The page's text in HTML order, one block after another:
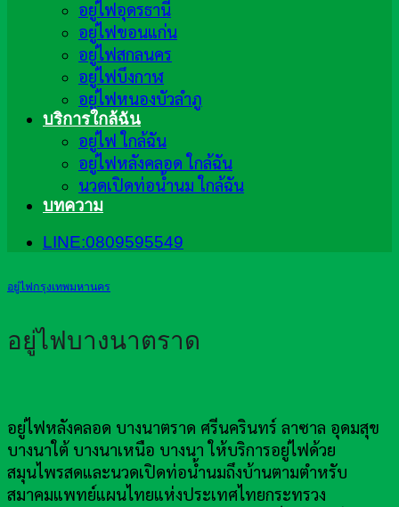
อยู่ไฟอุดรธานี
อยู่ไฟขอนแก่น
อยู่ไฟสกลนคร
อยู่ไฟบึงกาฬ
อยู่ไฟหนองบัวลำภู
บริการใกล้ฉัน
อยู่ไฟ ใกล้ฉัน
อยู่ไฟหลังคลอด ใกล้ฉัน
นวดเปิดท่อน้ำนม ใกล้ฉัน
บทความ
LINE:0809595549
อยู่ไฟกรุงเทพมหานคร
อยู่ไฟบางนาตราด
อยู่ไฟหลังคลอด บางนาตราด ศรีนครินทร์ ลาซาล อุดมสุข
บางนาใต้ บางนาเหนือ บางนา ให้บริการอยู่ไฟด้วย
สมุนไพรสดและนวดเปิดท่อน้ำนมถึงบ้านตามตำหรับ
สมาคมแพทย์แผนไทยแห่งประเทศไทยกระทรวง